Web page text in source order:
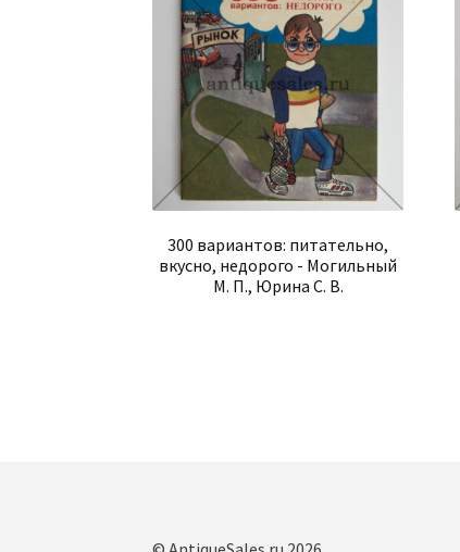
300 вариантов: питательно,
вкусно, недорого - Могильный
М. П., Юрина С. В.